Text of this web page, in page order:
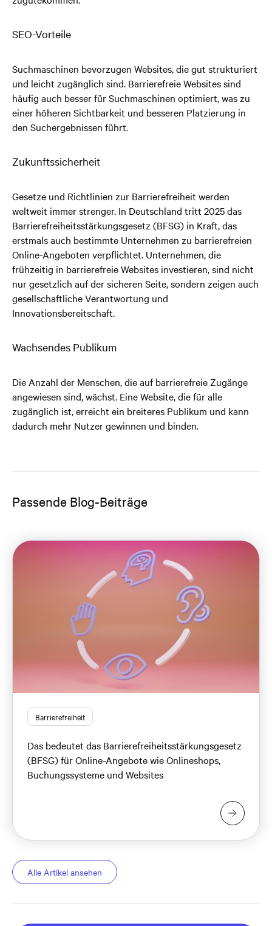
SEO-Vorteile
Suchmaschinen bevorzugen Websites, die gut strukturiert
und leicht zugänglich sind. Barrierefreie Websites sind
häufig auch besser für Suchmaschinen optimiert, was zu
einer höheren Sichtbarkeit und besseren Platzierung in
den Suchergebnissen führt.
Zukunftssicherheit
Gesetze und Richtlinien zur Barrierefreiheit werden
weltweit immer strenger. In Deutschland tritt 2025 das
Barrierefreiheitsstärkungsgesetz (BFSG) in Kraft, das
erstmals auch bestimmte Unternehmen zu barrierefreien
Online-Angeboten verpflichtet. Unternehmen, die
frühzeitig in barrierefreie Websites investieren, sind nicht
nur gesetzlich auf der sicheren Seite, sondern zeigen auch
gesellschaftliche Verantwortung und
Innovationsbereitschaft.
Wachsendes Publikum
Die Anzahl der Menschen, die auf barrierefreie Zugänge
angewiesen sind, wächst. Eine Website, die für alle
zugänglich ist, erreicht ein breiteres Publikum und kann
dadurch mehr Nutzer gewinnen und binden.
Passende Blog-Beiträge
Barrierefreiheit
Das bedeutet das Barrierefreiheitsstärkungsgesetz
(BFSG) für Online-Angebote wie Onlineshops,
Buchungssysteme und Websites
Alle Artikel ansehen